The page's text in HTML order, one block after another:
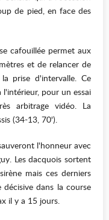
de pied, en face des
cafouillée permet aux
et de relancer de
prise d'intervalle. Ce
l'intérieur, pour un essai
arbitrage vidéo. La
(34-13, 70').
l'honneur avec
Les dacquois sortent
mais ces derniers
décisive dans la course
il y a 15 jours.